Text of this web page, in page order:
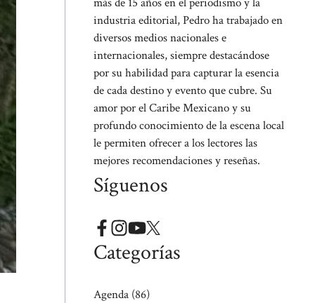
industria editorial, Pedro ha trabajado en
diversos medios nacionales e
internacionales, siempre destacándose
por su habilidad para capturar la esencia
de cada destino y evento que cubre. Su
amor por el Caribe Mexicano y su
profundo conocimiento de la escena local
le permiten ofrecer a los lectores las
mejores recomendaciones y reseñas.
Síguenos
Categorías
Agenda (86)